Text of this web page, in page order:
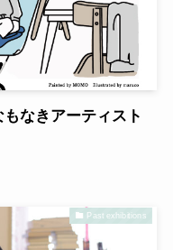
なきアーティスト
Past exhibitions